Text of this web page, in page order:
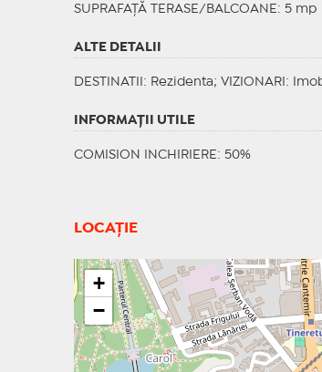
SUPRAFAȚĂ TERASE/BALCOANE: 5 mp
ALTE DETALII
DESTINATII : Rezidenta; VIZIONARI :
INFORMAŢII UTILE
COMISION INCHIRIERE: 50%
LOCAȚIE
+
−